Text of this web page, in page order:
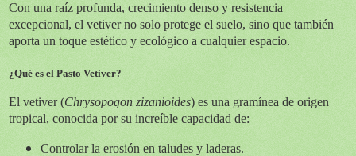
Con una raíz profunda, crecimiento denso y resistencia
excepcional, el vetiver no solo protege el suelo, sino que también
aporta un toque estético y ecológico a cualquier espacio.
¿Qué es el Pasto Vetiver?
El vetiver (Chrysopogon zizanioides) es una gramínea de origen
tropical, conocida por su increíble capacidad de:
Controlar la erosión en taludes y laderas.